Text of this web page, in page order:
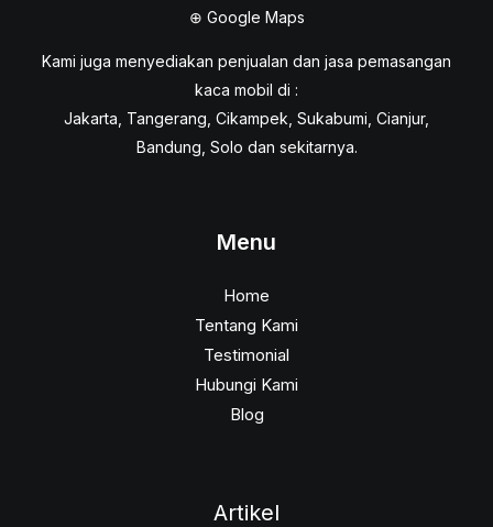
⊕ Google Maps
Kami juga menyediakan penjualan dan jasa pemasangan
kaca mobil di :
Jakarta, Tangerang, Cikampek, Sukabumi, Cianjur,
Bandung, Solo dan sekitarnya.
Menu
Home
Tentang Kami
Testimonial
Hubungi Kami
Blog
Artikel